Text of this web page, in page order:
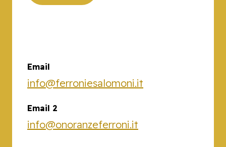
Email
info@ferroniesalomoni.it
Email 2
info@onoranzeferroni.it